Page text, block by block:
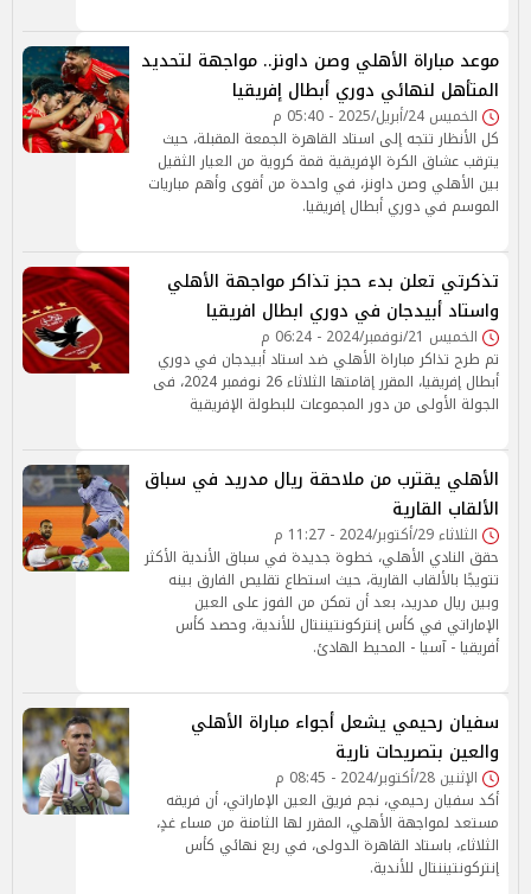
موعد مباراة الأهلي وصن داونز.. مواجهة لتحديد
المتأهل لنهائي دوري أبطال إفريقيا
الخميس 24/أبريل/2025 - 05:40 م
كل الأنظار تتجه إلى استاد القاهرة الجمعة المقبلة، حيث
يترقب عشاق الكرة الإفريقية قمة كروية من العيار الثقيل
بين الأهلي وصن داونز، في واحدة من أقوى وأهم مباريات
الموسم في دوري أبطال إفريقيا.
تذكرتي تعلن بدء حجز تذاكر مواجهة الأهلي
واستاد أبيدجان في دوري ابطال افريقيا
الخميس 21/نوفمبر/2024 - 06:24 م
تم طرح تذاكر مباراة الأهلي ضد استاد أبيدجان في دوري
أبطال إفريقيا، المقرر إقامتها الثلاثاء 26 نوفمبر 2024، فى
الجولة الأولى من دور المجموعات للبطولة الإفريقية
الأهلي يقترب من ملاحقة ريال مدريد في سباق
الألقاب القارية
الثلاثاء 29/أكتوبر/2024 - 11:27 م
حقق النادي الأهلي، خطوة جديدة في سباق الأندية الأكثر
تتويجًا بالألقاب القارية، حيث استطاع تقليص الفارق بينه
وبين ريال مدريد، بعد أن تمكن من الفوز على العين
الإماراتي في كأس إنتركونتيننتال للأندية، وحصد كأس
أفريقيا - آسيا - المحيط الهادئ.
سفيان رحيمي يشعل أجواء مباراة الأهلي
والعين بتصريحات نارية
الإثنين 28/أكتوبر/2024 - 08:45 م
أكد سفيان رحيمي، نجم فريق العين الإماراتي، أن فريقه
مستعد لمواجهة الأهلي، المقرر لها الثامنة من مساء غدٍ،
الثلاثاء، باستاد القاهرة الدولى، في ربع نهائي كأس
إنتركونتيننتال للأندية.